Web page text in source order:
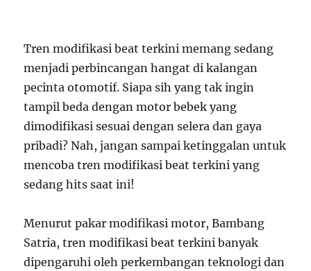
Tren modifikasi beat terkini memang sedang
menjadi perbincangan hangat di kalangan
pecinta otomotif. Siapa sih yang tak ingin
tampil beda dengan motor bebek yang
dimodifikasi sesuai dengan selera dan gaya
pribadi? Nah, jangan sampai ketinggalan untuk
mencoba tren modifikasi beat terkini yang
sedang hits saat ini!
Menurut pakar modifikasi motor, Bambang
Satria, tren modifikasi beat terkini banyak
dipengaruhi oleh perkembangan teknologi dan